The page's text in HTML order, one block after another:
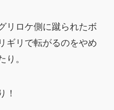
リロケ側に蹴られたボ
ギリで転がるのをやめ
り。
！